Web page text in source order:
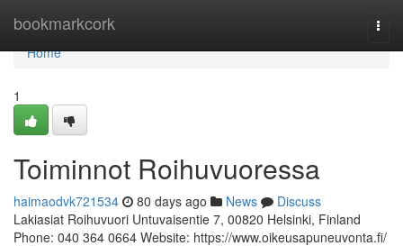
bookmarkcork
Home
Home
1
Toiminnot Roihuvuoressa
haimaodvk721534 80 days ago News
Discuss
Lakiasiat Roihuvuori Untuvaisentie 7, 00820 Helsinki, Finland
Phone: 040 364 0664 Website: https://www.oikeusapuneuvonta.fi/